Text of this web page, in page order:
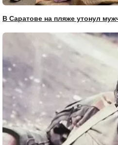
В Саратове на пляже утонул